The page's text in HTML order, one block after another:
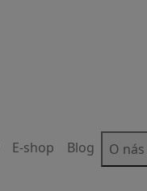
E-shop Blog
O nás